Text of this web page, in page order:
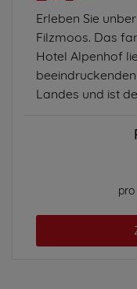
Erleben Sie
Filzmoos. Das
Hotel Alpenhof
Landes und ist